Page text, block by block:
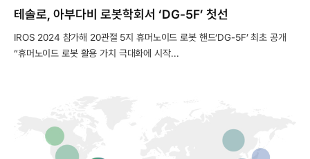
테솔로, 아부다비 로봇학회서 ‘DG-5F’ 첫선
IROS 2024 참가해 20관절 5지 휴머노이드 로봇 핸드‘DG-5F’ 최초 공개
“휴머노이드 로봇 활용 가치 극대화에 시작...